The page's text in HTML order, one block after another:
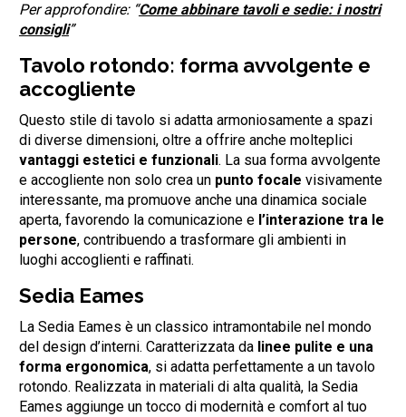
Per approfondire: “Come abbinare tavoli e sedie: i nostri
consigli”
Tavolo rotondo: forma avvolgente e
accogliente
Questo stile di tavolo si adatta armoniosamente a spazi
di diverse dimensioni, oltre a offrire anche molteplici
vantaggi estetici e funzionali. La sua forma avvolgente
e accogliente non solo crea un punto focale visivamente
interessante, ma promuove anche una dinamica sociale
aperta, favorendo la comunicazione e l’interazione tra le
persone, contribuendo a trasformare gli ambienti in
luoghi accoglienti e raffinati.
Sedia Eames
La Sedia Eames è un classico intramontabile nel mondo
del design d’interni. Caratterizzata da linee pulite e una
forma ergonomica, si adatta perfettamente a un tavolo
rotondo. Realizzata in materiali di alta qualità, la Sedia
Eames aggiunge un tocco di modernità e comfort al tuo